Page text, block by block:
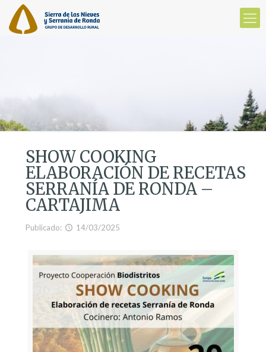
SHOW COOKING
ELABORACIÓN DE RECETAS
SERRANÍA DE RONDA –
CARTAJIMA
Publicado: 14/03/2025